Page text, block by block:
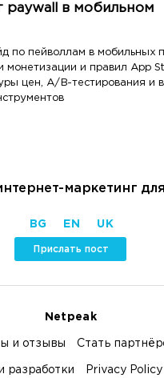
paywall в мобильном
по пейволлам в мобильных
монетизации и правил App
цен, A/B-тестирования и
маркетинг
BG EN UK
Прислать пост
Netpeak
и отзывы Стать
разработки Privacy Policy